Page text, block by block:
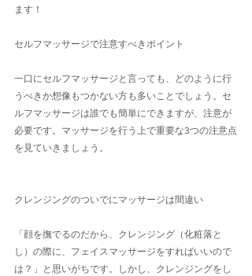
ます！
セルフマッサージで注意すべきポイント
一口にセルフマッサージと言っても、どのように行
うべきか想像もつかない方も多いことでしょう。セ
ルフマッサージは誰でも簡単にできますが、注意が
必要です。マッサージを行う上で重要な3つの注意点
を見ていきましょう。
クレンジングのついでにマッサージは間違い
「顔を撫でるのだから、クレンジング（化粧落と
し）の際に、フェイスマッサージをすればいいので
は？」と思いがちです。しかし、クレンジングをし